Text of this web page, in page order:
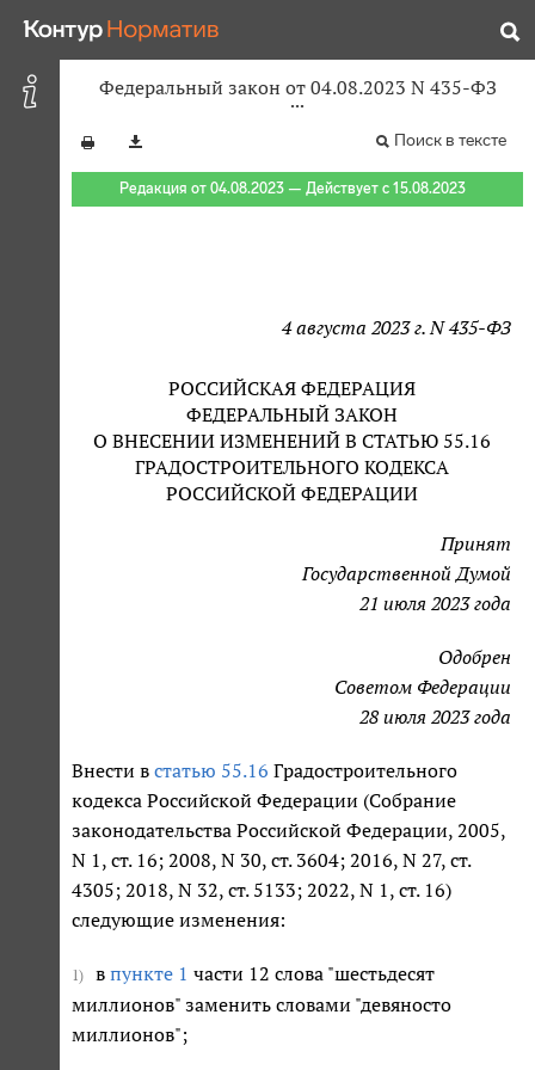
Федеральный закон от 04.08.2023 N 435-ФЗ
Поиск в тексте
Редакция от 04.08.2023 — Действует с 15.08.2023
4 августа 2023 г. N 435-ФЗ
РОССИЙСКАЯ ФЕДЕРАЦИЯ
ФЕДЕРАЛЬНЫЙ ЗАКОН
О ВНЕСЕНИИ ИЗМЕНЕНИЙ В СТАТЬЮ 55.16
ГРАДОСТРОИТЕЛЬНОГО КОДЕКСА
РОССИЙСКОЙ ФЕДЕРАЦИИ
Принят
Государственной Думой
21 июля 2023 года
Одобрен
Советом Федерации
28 июля 2023 года
Внести в статью 55.16 Градостроительного
кодекса Российской Федерации (Собрание
законодательства Российской Федерации, 2005,
N 1, ст. 16; 2008, N 30, ст. 3604; 2016, N 27, ст.
4305; 2018, N 32, ст. 5133; 2022, N 1, ст. 16)
следующие изменения:
1) в пункте 1 части 12 слова "шестьдесят
миллионов" заменить словами "девяносто
миллионов";